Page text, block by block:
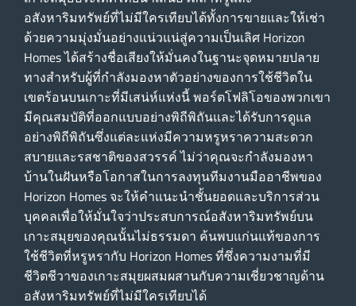
อสังหาริมทรัพย์ที่ไม่มีใครเทียบได้ทั้งการขายและให้เช่า
ด้วยความมุ่งมั่นอย่างแน่วแน่สู่ความเป็นเลิศ Horizon
Homes ได้สร้างชื่อเสียงให้มั่นคงในฐานะจุดหมายปลาย
ทางสําหรับผู้ที่กําลังมองหาตัวอย่างของการใช้ชีวิตใน
เขตร้อนบนเกาะที่มีเสน่ห์แห่งนี้ พอร์ตโฟลิโอของพวกเขา
มีคุณสมบัติที่ออกแบบอย่างพิถีพิถันและได้รับการดูแล
อย่างพิถีพิถันซึ่งแต่ละแห่งมีความหรูหราความสะดวก
สบายและรสชาติของสวรรค์ ไม่ว่าคุณจะกําลังมองหา
บ้านในฝันหรือโอกาสในการลงทุนทีมงานมืออาชีพของ
Horizon Homes จะให้คําแนะนําชั้นยอดและบริการส่วน
บุคคลเพื่อให้มั่นใจว่าประสบการณ์อสังหาริมทรัพย์บน
เกาะสมุยของคุณนั้นไม่ธรรมดา ค้นพบแก่นแท้ของการ
ใช้ชีวิตที่หรูหรากับ Horizon Homes ที่ซึ่งความงามที่มี
ชีวิตชีวาของเกาะสมุยผสมผสานกับความเชี่ยวชาญด้าน
อสังหาริมทรัพย์ที่ไม่มีใครเทียบได้